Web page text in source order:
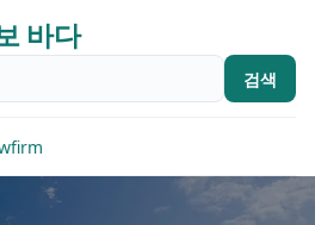
바다
검색